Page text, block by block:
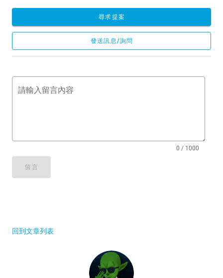
尋求提案
發送訊息/詢問
請輸入留言內容
0 / 1000
留言
回到文章列表